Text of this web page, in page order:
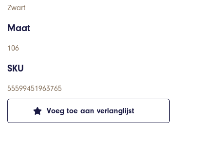
Voeg toe aan verlanglijst
Zwart
Maat
106
SKU
55599451963765